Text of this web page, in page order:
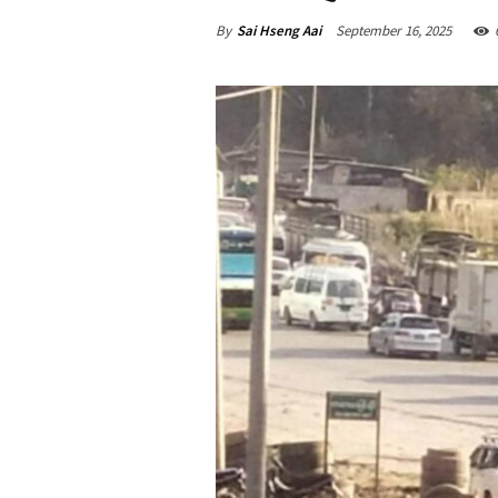
By Sai Hseng Aai September 16, 2025